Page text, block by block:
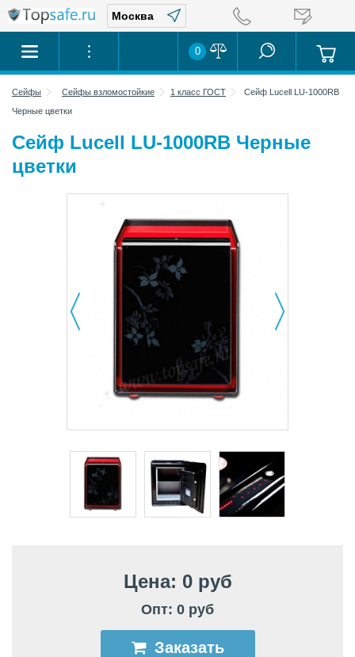
0
Сейфы Сейфы взломостойкие 1 класс ГОСТ
Сейф Lucell LU-1000RB
Черные цветки
Сейф Lucell LU-1000RB Черные
цветки
Цена: 0 руб
Опт: 0 руб
Заказать